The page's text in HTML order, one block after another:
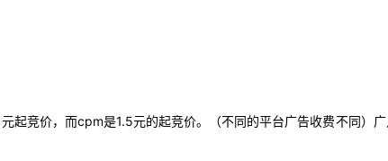
元起竞价，而cpm是1.5元的起竞价。（不同的平台广告收费不同）